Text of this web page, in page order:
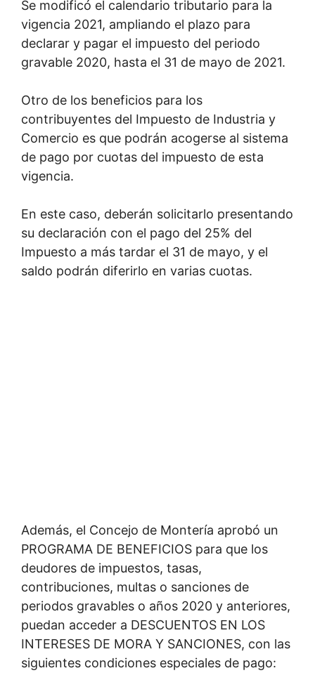
Se modificó el calendario tributario para la
vigencia 2021, ampliando el plazo para
declarar y pagar el impuesto del periodo
gravable 2020, hasta el 31 de mayo de 2021.
Otro de los beneficios para los
contribuyentes del Impuesto de Industria y
Comercio es que podrán acogerse al sistema
de pago por cuotas del impuesto de esta
vigencia.
En este caso, deberán solicitarlo presentando
su declaración con el pago del 25% del
Impuesto a más tardar el 31 de mayo, y el
saldo podrán diferirlo en varias cuotas.
Además, el Concejo de Montería aprobó un
PROGRAMA DE BENEFICIOS para que los
deudores de impuestos, tasas,
contribuciones, multas o sanciones de
periodos gravables o años 2020 y anteriores,
puedan acceder a DESCUENTOS EN LOS
INTERESES DE MORA Y SANCIONES, con las
siguientes condiciones especiales de pago: